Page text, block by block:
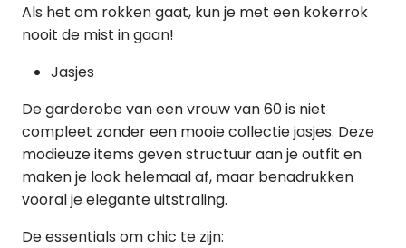
Als het om rokken gaat, kun je met een kokerrok
nooit de mist in gaan!
Jasjes
De garderobe van een vrouw van 60 is niet
compleet zonder een mooie collectie jasjes. Deze
modieuze items geven structuur aan je outfit en
maken je look helemaal af, maar benadrukken
vooral je elegante uitstraling.
De essentials om chic te zijn: